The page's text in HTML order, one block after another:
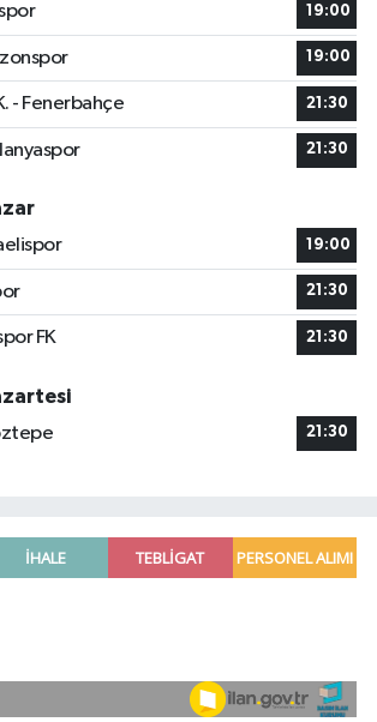
19:00
19:00
- Fenerbahçe 21:30
21:30
19:00
21:30
FK 21:30
21:30
uyuşturucu operasyonunda 190